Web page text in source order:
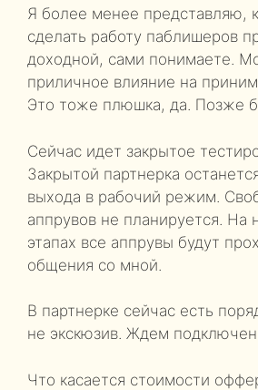
Я более менее представляю,
сделать работу паблишеров
доходной, сами понимаете.
приличное влияние на
Это тоже плюшка, да. Позже
Сейчас идет закрытое
Закрытой партнерка
выхода в рабочий режим.
аппрувов не планируется. На
этапах все аппрувы будут
общения со мной.
В партнерке сейчас есть
не экскюзив. Ждем
Что касается стоимости